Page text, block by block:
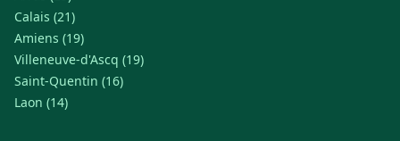
Calais (21)
Amiens (19)
Villeneuve-d'Ascq (19)
Saint-Quentin (16)
Laon (14)